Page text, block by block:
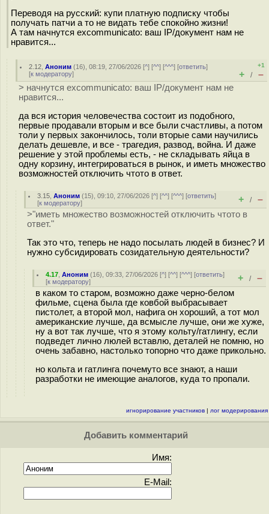
Переводя на русский: купи платную подписку чтобы
получать патчи а то не видать тебе спокойно жизни!
А там начнутся excommunicato: ваш IP/документ нам не
нравится...
2.12 ,Аноним (16), 08:19, 27/06/2026 [^] [^^] [^^^] [ответить]
[к модератору]
+1
+ / –
> начнутся excommunicato: ваш IP/документ нам не
нравится...
да вся история человечества состоит из подобного,
первые продавали вторым и все были счастливы, а потом
толи у первых закончилось, толи вторые сами научились
делать дешевле, и все - трагедия, развод, война. И даже
решение у этой проблемы есть, - не складывать яйца в
одну корзину, интегрироваться в рынок, и иметь множество
возможностей отключить чтото в ответ.
3.15 ,Аноним (15), 09:10, 27/06/2026 [^] [^^] [^^^] [ответить]
[к модератору] + / –
>"иметь множество возможностей отключить чтото в
ответ."
Так это что, теперь не надо посылать людей в бизнес? И
нужно субсидировать созидательную деятельности?
4.17 ,Аноним (16), 09:33, 27/06/2026 [^] [^^] [^^^] [ответить]
[к модератору] + / –
в каком то старом, возможно даже черно-белом
фильме, сцена была где ковбой выбрасывает
пистолет, а второй мол, нафига он хороший, а тот мол
американские лучше, да всмысле лучше, они же хуже,
ну а вот так лучше, что я этому кольту/гатлингу, если
подведет лично люлей вставлю, деталей не помню, но
очень забавно, настолько топорно что даже прикольно.
но кольта и гатлинга почемуто все знают, а наши
разработки не имеющие аналогов, куда то пропали.
игнорирование участников | лог модерирования
Добавить комментарий
Имя:
E-Mail: